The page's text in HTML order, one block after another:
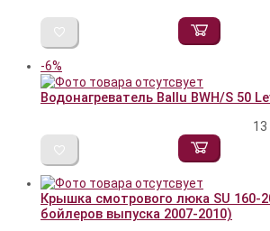
-6%
Водонагреватель Ballu BWH/S 50
13
Крышка смотрового люка SU 160-
бойлеров выпуска 2007-2010)